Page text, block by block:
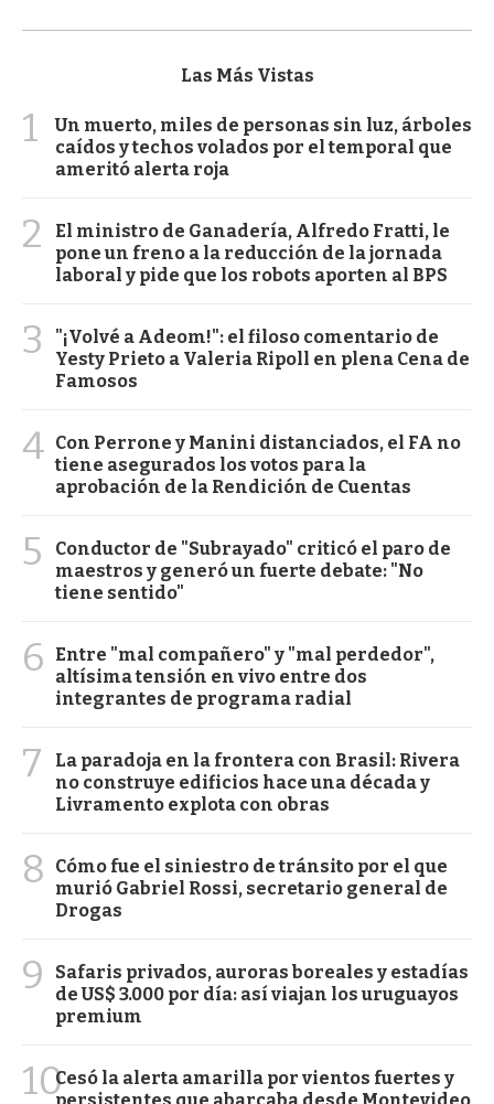
Las Más Vistas
1
Un muerto, miles de personas sin luz, árboles
caídos y techos volados por el temporal que
ameritó alerta roja
2
El ministro de Ganadería, Alfredo Fratti, le
pone un freno a la reducción de la jornada
laboral y pide que los robots aporten al BPS
3
"¡Volvé a Adeom!": el filoso comentario de
Yesty Prieto a Valeria Ripoll en plena Cena de
Famosos
4 Con Perrone y Manini distanciados, el FA no
tiene asegurados los votos para la
aprobación de la Rendición de Cuentas
5
Conductor de "Subrayado" criticó el paro de
maestros y generó un fuerte debate: "No
tiene sentido"
6
Entre "mal compañero" y "mal perdedor",
altísima tensión en vivo entre dos
integrantes de programa radial
7
La paradoja en la frontera con Brasil: Rivera
no construye edificios hace una década y
Livramento explota con obras
8
Cómo fue el siniestro de tránsito por el que
murió Gabriel Rossi, secretario general de
Drogas
9
Safaris privados, auroras boreales y estadías
de US$ 3.000 por día: así viajan los uruguayos
premium
10Cesó la alerta amarilla por vientos fuertes y